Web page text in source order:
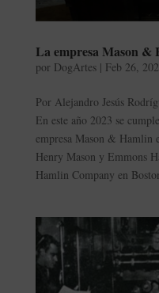
La empresa Mason &
por DogArtes| Feb 26,
Por Alejandro Jesús
En este año 2023 se
empresa Mason & Hamlin
Henry Mason y Emmons
Hamlin Company en